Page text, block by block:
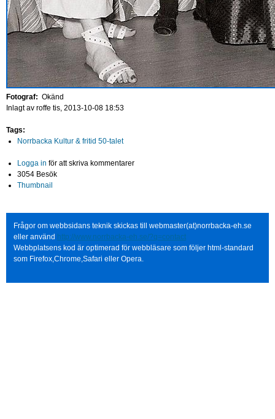
Fotograf: Okänd
Inlagt av roffe tis, 2013-10-08 18:53
Tags:
Norrbacka Kultur & fritid 50-talet
Logga in för att skriva kommentarer
3054 Besök
Thumbnail
Frågor om webbsidans teknik skickas till webmaster(at)norrbacka-eh.se
eller använd http://www.norrbacka-eh.se/?q=contact
Webbplatsens kod är optimerad för webbläsare som följer html-standard
som Firefox,Chrome,Safari eller Opera.